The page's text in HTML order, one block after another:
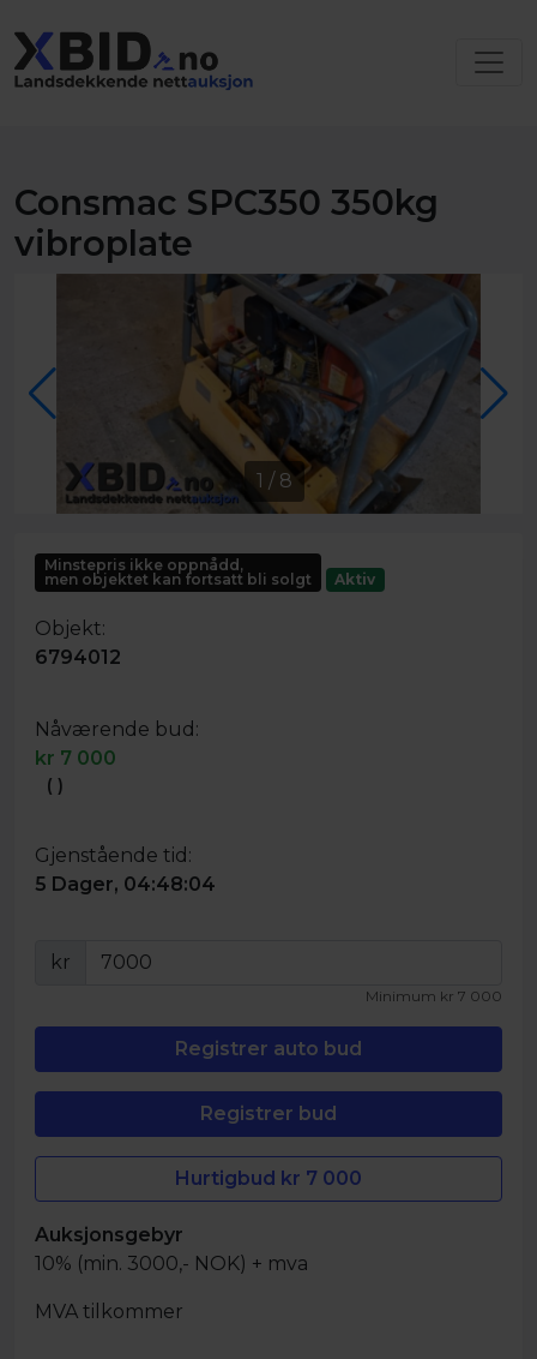
Consmac SPC350 350kg
vibroplate
1 / 8
Minstepris ikke oppnådd,
men objektet kan fortsatt bli solgt
Aktiv
Objekt:
6794012
Nåværende bud:
kr 7 000
( )
Gjenstående tid:
5 Dager, 04:48:04
kr
Minimum kr 7 000
Hurtigbud kr 7 000
Auksjonsgebyr
10% (min. 3000,- NOK) + mva
MVA tilkommer